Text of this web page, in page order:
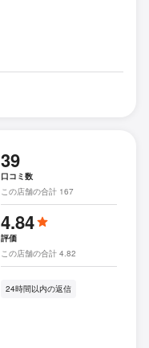
39
口コミ数
この店舗の合計 167
4.84
評価
この店舗の合計 4.82
24時間以内の返信